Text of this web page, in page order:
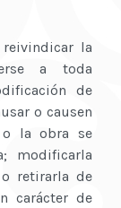
la
a toda
de
o causen
la obra se
modificarla
retirarla de
carácter de